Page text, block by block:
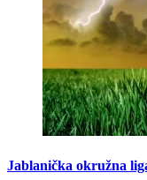
Jablanička okružna